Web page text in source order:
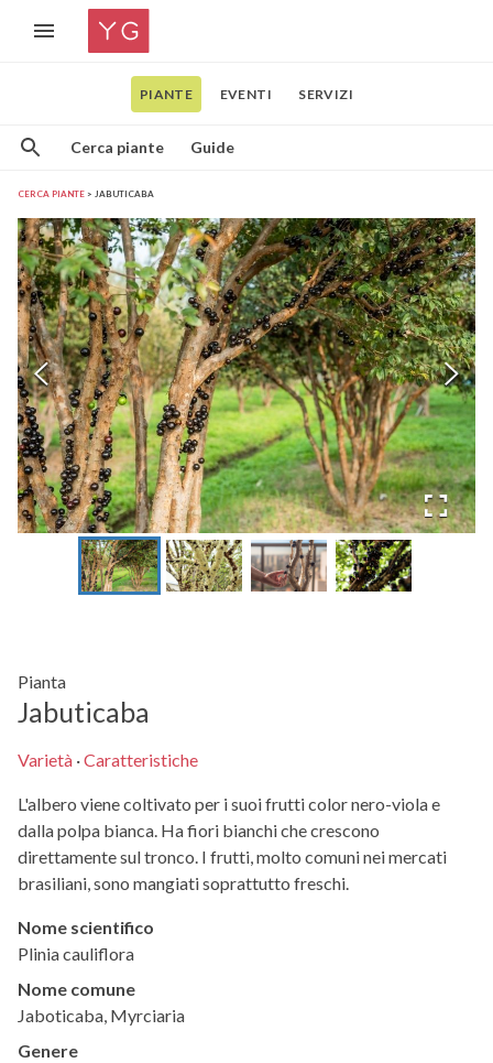
PIANTE EVENTI SERVIZI
Cerca piante Guide
CERCA PIANTE JABUTICABA
Pianta
Jabuticaba
Varietà ·Caratteristiche
L'albero viene coltivato per i suoi frutti color nero-viola e
dalla polpa bianca. Ha fiori bianchi che crescono
direttamente sul tronco. I frutti, molto comuni nei mercati
brasiliani, sono mangiati soprattutto freschi.
Nome scientifico
Plinia cauliflora
Nome comune
Jaboticaba, Myrciaria
Genere